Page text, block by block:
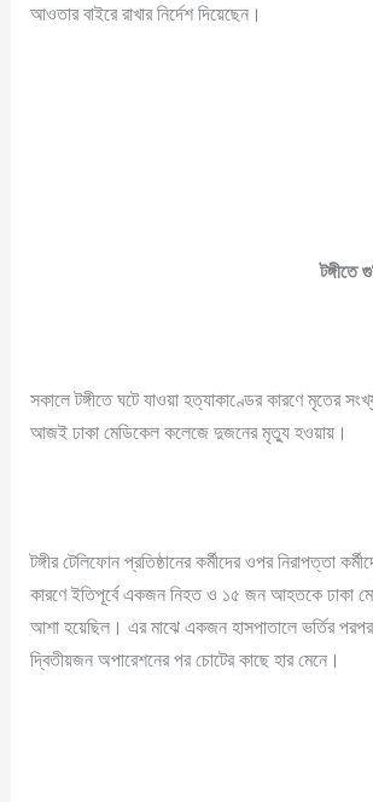
আওতার বাইরে রাখার নির্দেশ দিয়েছেন।
টঙ্গীতে
সকালে টঙ্গীতে ঘটে যাওয়া হত্যাকাণ্ডের কারণে মৃতের
আজই ঢাকা মেডিকেল কলেজে দুজনের মৃত্যু হওয়ায়।
টঙ্গীর টেলিফোন প্রতিষ্ঠানের কর্মীদের ওপর নিরাপত্তা
কারণে ইতিপূর্বে একজন নিহত ও ১৫ জন আহতকে ঢাকা
আশা হয়েছিল। এর মাঝে একজন হাসপাতালে ভর্তির
দ্বিতীয়জন অপারেশনের পর চোটের কাছে হার মেনে।